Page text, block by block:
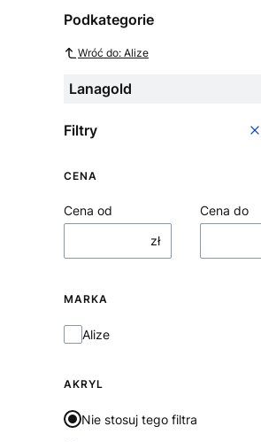
Podkategorie
Wróć do: Alize
Lanagold
Filtry
CENA
Cena od
zł
Cena do
MARKA
Marka
Alize
AKRYL
Nie stosuj tego filtra